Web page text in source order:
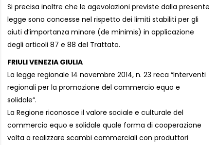
Si precisa inoltre che le agevolazioni previste dalla presente
legge sono concesse nel rispetto dei limiti stabiliti per gli
aiuti d’importanza minore (de minimis) in applicazione
degli articoli 87 e 88 del Trattato.
FRIULI VENEZIA GIULIA
La legge regionale 14 novembre 2014, n. 23 reca “Interventi
regionali per la promozione del commercio equo e
solidale”.
La Regione riconosce il valore sociale e culturale del
commercio equo e solidale quale forma di cooperazione
volta a realizzare scambi commerciali con produttori